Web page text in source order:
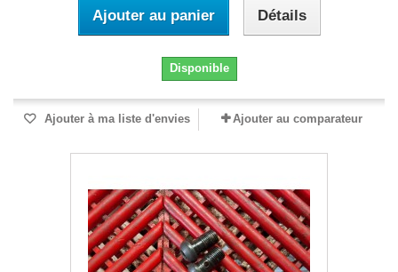
Ajouter au panier Détails
Disponible
Ajouter à ma liste d'envies Ajouter au comparateur